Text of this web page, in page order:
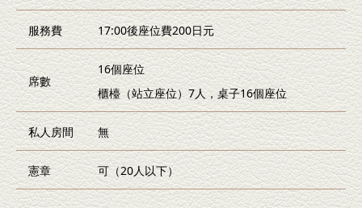
服務費 17:00後座位費200日元
席數
16個座位
櫃檯（站立座位）7人，桌子16個座位
私人房間 無
憲章 可（20人以下）